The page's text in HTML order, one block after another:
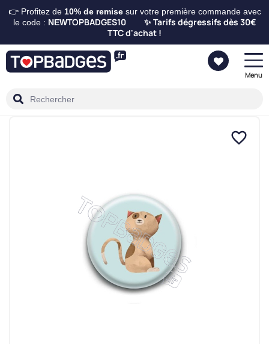
👉 Profitez de 10% de remisesur votre première commande avec
le code : NEWTOPBADGES10 ✨ Tarifs dégressifs dès 30€
TTC d'achat !
Menu
favorite_border